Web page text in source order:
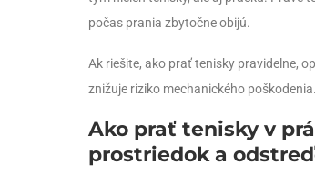
počas prania zbytočne obijú.
Ak riešite, ako prať tenisky pravidelne,
znižuje riziko mechanického
Ako prať tenisky v
prostriedok a